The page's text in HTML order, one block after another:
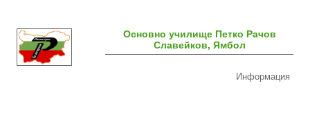
Основно училище Петко Рачов
Славейков, Ямбол
Информация